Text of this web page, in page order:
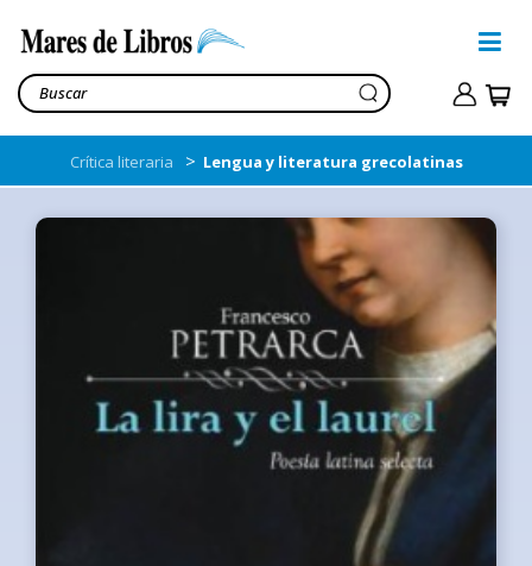
Crítica literaria > Lengua y literatura grecolatinas